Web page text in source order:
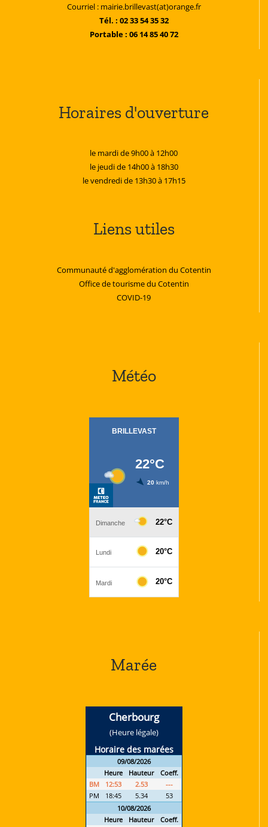
Courriel : mairie.brillevast(at)orange.fr
Tél. : 02 33 54 35 32
Portable : 06 14 85 40 72
Horaires d'ouverture
le mardi de 9h00 à 12h00
le jeudi de 14h00 à 18h30
le vendredi de 13h30 à 17h15
Liens utiles
Communauté d'agglomération du Cotentin
Office de tourisme du Cotentin
COVID-19
Météo
Marée